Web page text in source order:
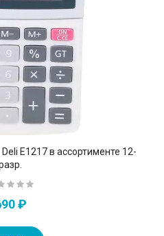
E1217 в ассортименте 12-
₽